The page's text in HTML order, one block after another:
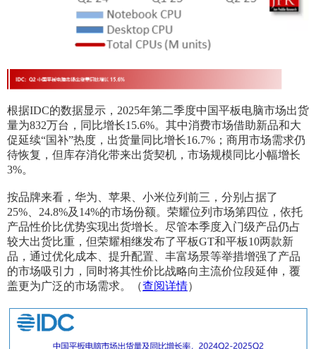
根据IDC的数据显示，2025年第二季度中国平板电脑市场出货
量为832万台，同比增长15.6%。其中消费市场借助新品和大
促延续“国补”热度，出货量同比增长16.7%；商用市场需求仍
待恢复，但库存消化带来出货契机，市场规模同比小幅增长
3%。
按品牌来看，华为、苹果、小米位列前三，分别占据了
25%、24.8%及14%的市场份额。荣耀位列市场第四位，依托
产品性价比优势实现出货增长。尽管本季度入门级产品仍占
较大出货比重，但荣耀相继发布了平板GT和平板10两款新
品，通过优化成本、提升配置、丰富场景等举措增强了产品
的市场吸引力，同时将其性价比战略向主流价位段延伸，覆
盖更为广泛的市场需求。（查阅详情）